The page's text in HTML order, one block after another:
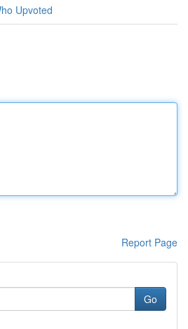
Upvoted
Report Page
Go